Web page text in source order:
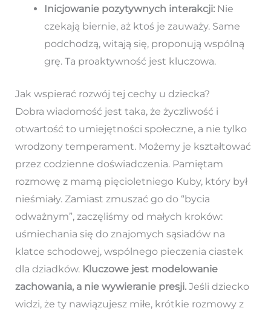
Inicjowanie pozytywnych interakcji:Nie
czekają biernie, aż ktoś je zauważy. Same
podchodzą, witają się, proponują wspólną
grę. Ta proaktywność jest kluczowa.
Jak wspierać rozwój tej cechy u dziecka?
Dobra wiadomość jest taka, że życzliwość i
otwartość to umiejętności społeczne, a nie tylko
wrodzony temperament. Możemy je kształtować
przez codzienne doświadczenia. Pamiętam
rozmowę z mamą pięcioletniego Kuby, który był
nieśmiały. Zamiast zmuszać go do “bycia
odważnym”, zaczęliśmy od małych kroków:
uśmiechania się do znajomych sąsiadów na
klatce schodowej, wspólnego pieczenia ciastek
dla dziadków. Kluczowe jest modelowanie
zachowania, a nie wywieranie presji.Jeśli dziecko
widzi, że ty nawiązujesz miłe, krótkie rozmowy z